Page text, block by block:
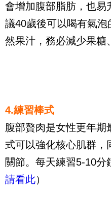
會增加腹部脂肪，也易
議40歲後可以喝有氣
然果汁，務必減少果糖
4.練習棒式
腹部贅肉是女性更年期
式可以強化核心肌群，
關節。每天練習5-10分
請看此）